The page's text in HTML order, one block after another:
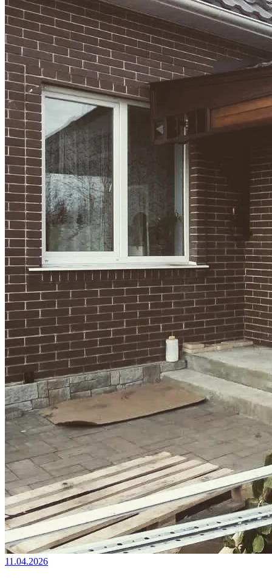
11.04.2026